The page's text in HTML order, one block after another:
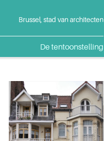
Brussel, stad van architecten
De tentoonstelling